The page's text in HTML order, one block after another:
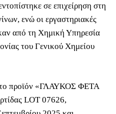
σε επιχείρηση στη
ενώ οι εργαστηριακές
από τη Χημική Υπηρεσία
του Γενικού Χημείου
το προϊόν «ΓΛΑΥΚΟΣ ΦΕΤΑ
LOT 07626,